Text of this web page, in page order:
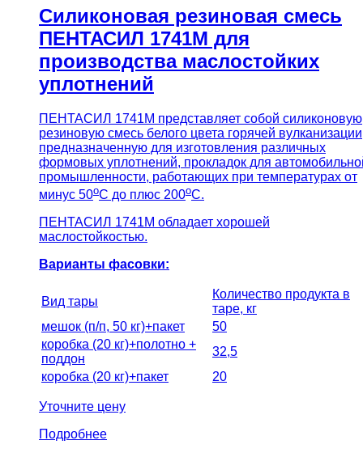
Силиконовая резиновая смесь
ПЕНТАСИЛ 1741М для
производства маслостойких
уплотнений
ПЕНТАСИЛ 1741М представляет собой силиконовую
резиновую смесь белого цвета горячей
предназначенную для изготовления различных
формовых уплотнений, прокладок для
промышленности, работающих при температурах от
минус 50оС до плюс 200оС.
ПЕНТАСИЛ 1741М обладает хорошей
маслостойкостью.
Варианты фасовки:
Вид тары
Количество продукта в
таре, кг
мешок (п/п, 50 кг)+пакет
50
коробка (20 кг)+полотно +
поддон
32,5
коробка (20 кг)+пакет
20
Уточните цену
Подробнее